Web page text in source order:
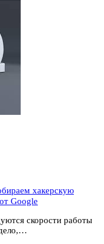
хакерскую
Google
скорости работы